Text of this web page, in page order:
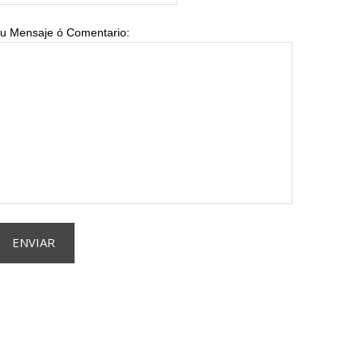
Mensaje ó Comentario: